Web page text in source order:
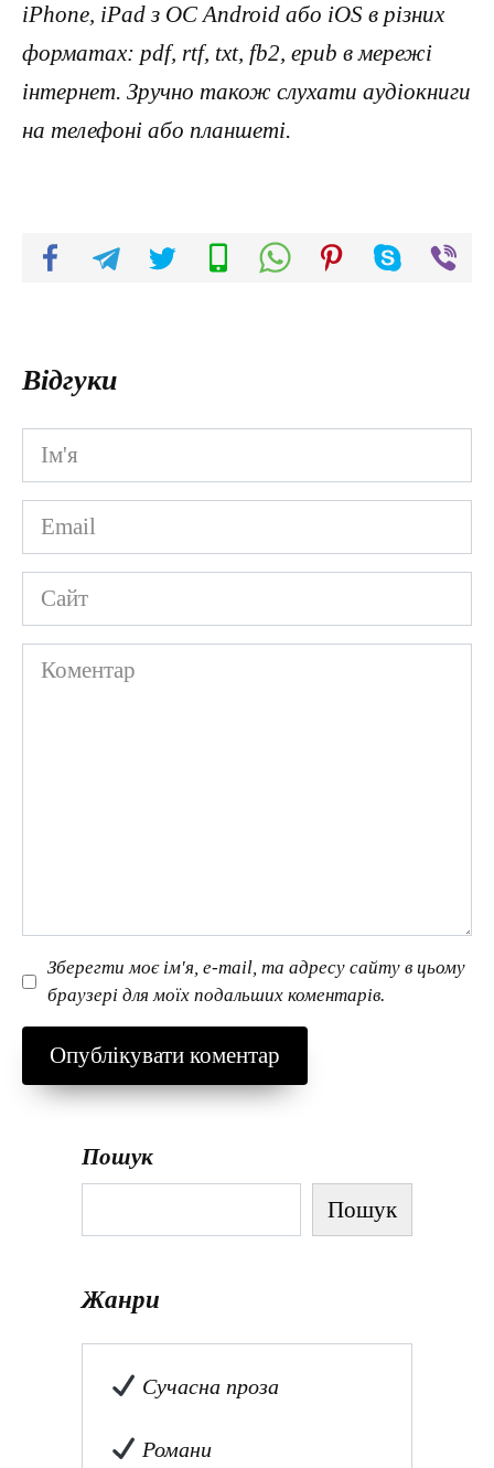
iPhone, iPad з ОС Android або iOS в різних
форматах: pdf, rtf, txt, fb2, epub в мережі
інтернет. Зручно також слухати аудіокниги
на телефоні або планшеті.
Відгуки
Ім'я
*
Email
*
Сайт
Коментар
Зберегти моє ім'я, e-mail, та адресу сайту в цьому
браузері для моїх подальших коментарів.
Пошук
Пошук
Жанри
Сучасна проза
Романи